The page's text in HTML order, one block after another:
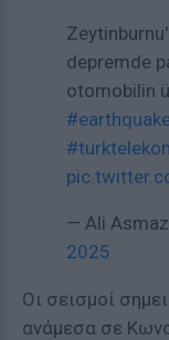
depremde
otomobilin
— Ali
2025
Οι σεισμοί
ανάμεσα σε